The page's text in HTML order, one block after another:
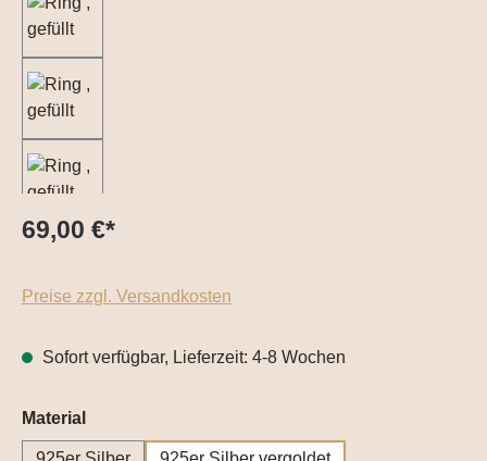
69,00 €*
Preise zzgl. Versandkosten
Sofort verfügbar, Lieferzeit: 4-8 Wochen
Materialauswählen